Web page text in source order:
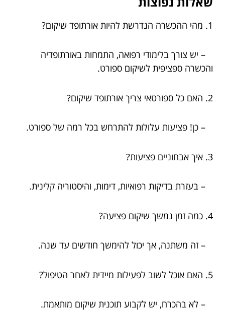
1. מהי ההכשרה הנדרשת להיות אורתופד שיקום?
– יש צורך בלימודי רפואה, התמחות באורתופדיה
והכשרה ספציפית לשיקום ספורט.
2. האם כל ספורטאי צריך אורתופד שיקום?
– כן! פציעות עלולות להתרחש בכל רמה של ספורט.
3. איך אבחוניים פציעות?
– בעזרת בדיקות רפואיות, דימות, והיסטוריה קלינית.
4. כמה זמן נמשך שיקום פציעה?
– זה משתנה, אך יכול להימשך חודשים עד שנה.
5. האם אוכל לשוב לפעילות מיידית לאחר הטיפול?
– לא בהכרח, יש לקבוע תוכנית שיקום מותאמת.